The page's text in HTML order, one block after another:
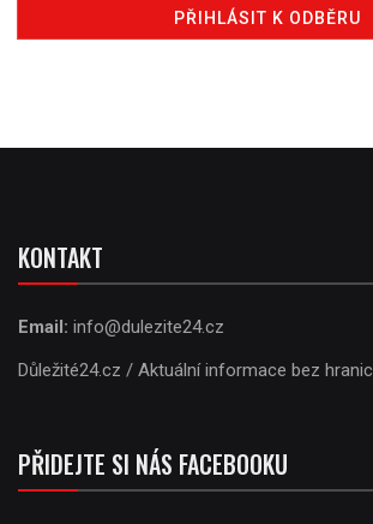
KONTAKT
Email: info@dulezite24.cz
Důležité24.cz / Aktuální informace bez hranic
PŘIDEJTE SI NÁS FACEBOOKU